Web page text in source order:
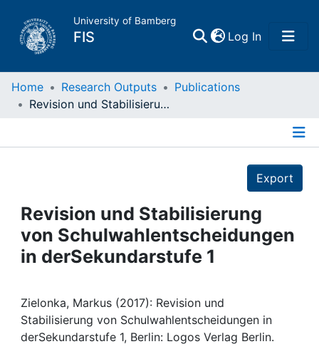
University of Bamberg
FIS Log In(current)
Home
Projects
People
Awards
Home Research Outputs
Publications
Revision und Stabilisierung von Schulwahlentscheidungen in derSekundarstufe 1
Export
Revision und Stabilisierung
von Schulwahlentscheidungen
in derSekundarstufe 1
Zielonka, Markus (2017): Revision und
Stabilisierung von Schulwahlentscheidungen in
derSekundarstufe 1, Berlin: Logos Verlag Berlin.